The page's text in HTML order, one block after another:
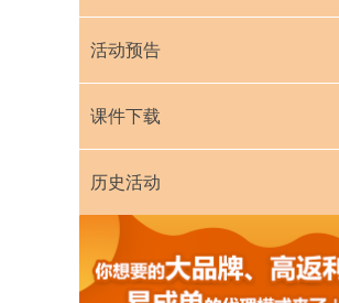
活动预告
课件下载
历史活动